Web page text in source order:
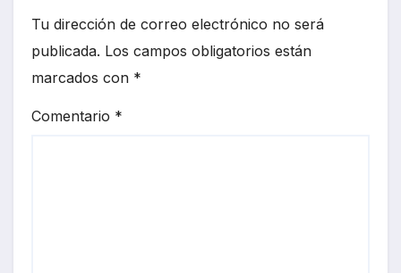
Tu dirección de correo electrónico no será
publicada. Los campos obligatorios están
marcados con *
Comentario *